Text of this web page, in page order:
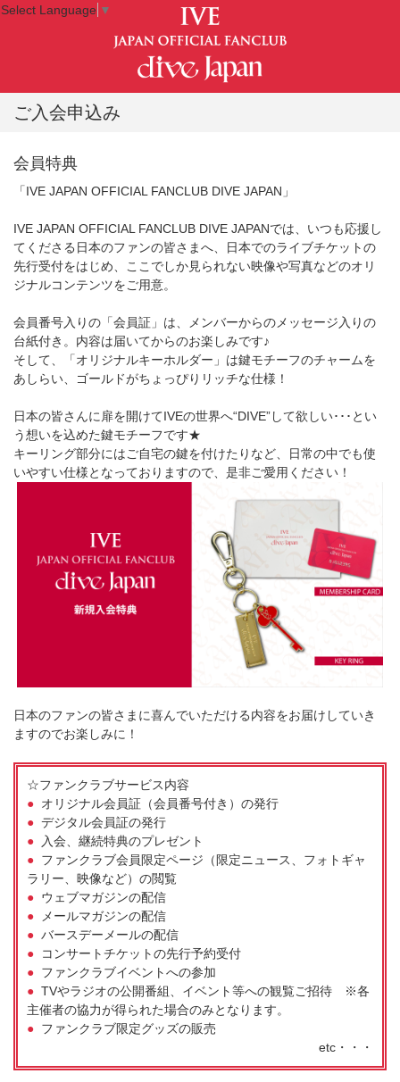
ご入会申込み
会員特典
「IVE JAPAN OFFICIAL FANCLUB DIVE JAPAN」
IVE JAPAN OFFICIAL FANCLUB DIVE JAPANでは、いつも応援し
てくださる日本のファンの皆さまへ、日本でのライブチケットの
先行受付をはじめ、ここでしか見られない映像や写真などのオリ
ジナルコンテンツをご用意。
会員番号入りの「会員証」は、メンバーからのメッセージ入りの
台紙付き。内容は届いてからのお楽しみです♪
そして、「オリジナルキーホルダー」は鍵モチーフのチャームを
あしらい、ゴールドがちょっぴりリッチな仕様！
日本の皆さんに扉を開けてIVEの世界へ“DIVE”して欲しい･･･とい
う想いを込めた鍵モチーフです★
キーリング部分にはご自宅の鍵を付けたりなど、日常の中でも使
いやすい仕様となっておりますので、是非ご愛用ください！
日本のファンの皆さまに喜んでいただける内容をお届けしていき
ますのでお楽しみに！
☆ファンクラブサービス内容
● オリジナル会員証（会員番号付き）の発行
● デジタル会員証の発行
● 入会、継続特典のプレゼント
● ファンクラブ会員限定ページ（限定ニュース、フォトギャ
ラリー、映像など）の閲覧
● ウェブマガジンの配信
● メールマガジンの配信
● バースデーメールの配信
● コンサートチケットの先行予約受付
● ファンクラブイベントへの参加
● TVやラジオの公開番組、イベント等への観覧ご招待 ※各
主催者の協力が得られた場合のみとなります。
● ファンクラブ限定グッズの販売
etc・・・
Select Language ▼